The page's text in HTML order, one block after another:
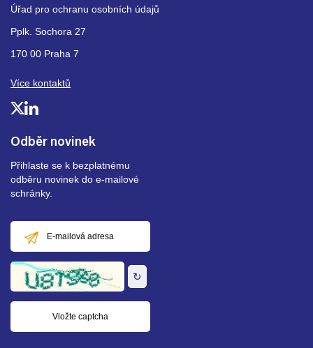
Odběr novinek
Přihlaste se k bezplatnému
odběru novinek do e-mailové
schránky.
mailová
adresa
↻
Úřad pro ochranu osobních údajů
Pplk. Sochora 27
170 00 Praha 7
Více kontaktů